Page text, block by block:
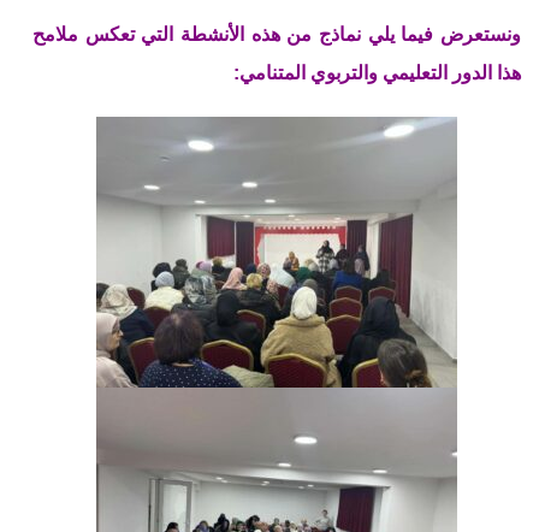
ونستعرض فيما يلي نماذج من هذه الأنشطة التي تعكس ملامح
هذا الدور التعليمي والتربوي المتنامي: